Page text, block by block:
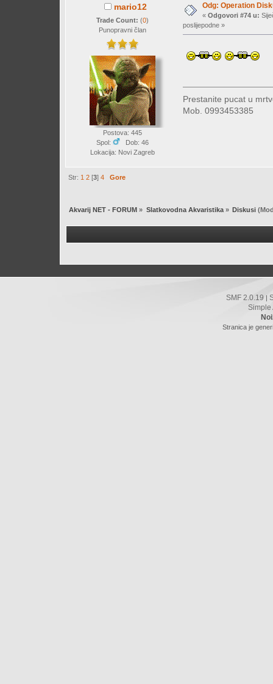
mario12
Trade Count: (0)
Punopravni član
Postova: 445
Spol:
Dob: 46
Lokacija: Novi Zagreb
Odg: Operation
« Odgovori #74 u:
poslijepodne »
Prestanite pucat u
Mob. 0993453385
Str: 1 2 [3]4 Gore
Akvarij NET - FORUM » Slatkovodna Akvaristika» Diskusi
SMF 2.0.19
Simple
Stranica je